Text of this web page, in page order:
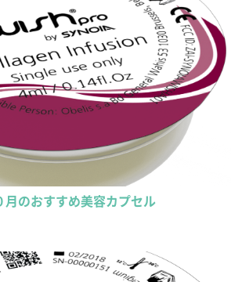
のおすすめ美容カプセル